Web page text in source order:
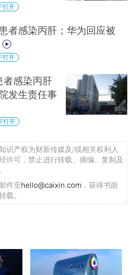
打开
者感染丙肝；华为回应被
打开
感染丙肝
发生责任事
打开
识产权为财新传媒及/或相关权利人
许可，禁止进行转载、摘编、复制及
件至hello@caixin.com ，获得书面
载。